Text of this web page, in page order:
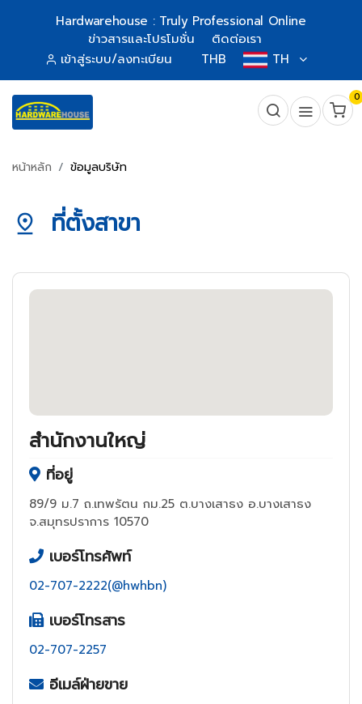
Hardwarehouse : Truly Professional Online
ข่าวสารและโปรโมชั่น
ติดต่อเรา
เข้าสู่ระบบ/ลงทะเบียน
THB TH
0
หน้าหลัก ข้อมูลบริษัท
pin_drop ที่ตั้งสาขา
สำนักงานใหญ่
ที่อยู่
89/9 ม.7 ถ.เทพรัตน กม.25 ต.บางเสาธง อ.บางเสาธง
จ.สมุทรปราการ 10570
เบอร์โทรศัพท์
02-707-2222(@hwhbn)
เบอร์โทรสาร
02-707-2257
อีเมล์ฝ่ายขาย